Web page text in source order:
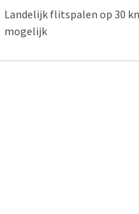
Landelijk flitspalen op 30
mogelijk